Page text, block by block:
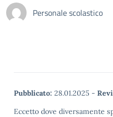
Personale scolastico
Pubblicato: 28.01.2025 -
Eccetto dove diversamente